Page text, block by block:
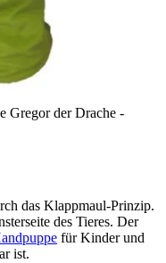
Gregor der Drache -
das Klappmaul-Prinzip.
des Tieres. Der
für Kinder und
ist.